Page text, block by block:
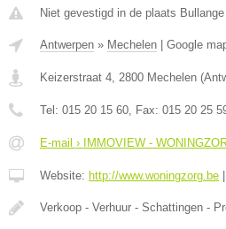
Niet gevestigd in de plaats
Antwerpen » Mechelen Google
Keizerstraat 4 2800 Mechelen (
Tel: 015 20 15 60 , Fax: 015 20 25
E-mail › IMMOVIEW -
Website: http://www.woningzorg.be
Verkoop - Verhuur - Schattingen -